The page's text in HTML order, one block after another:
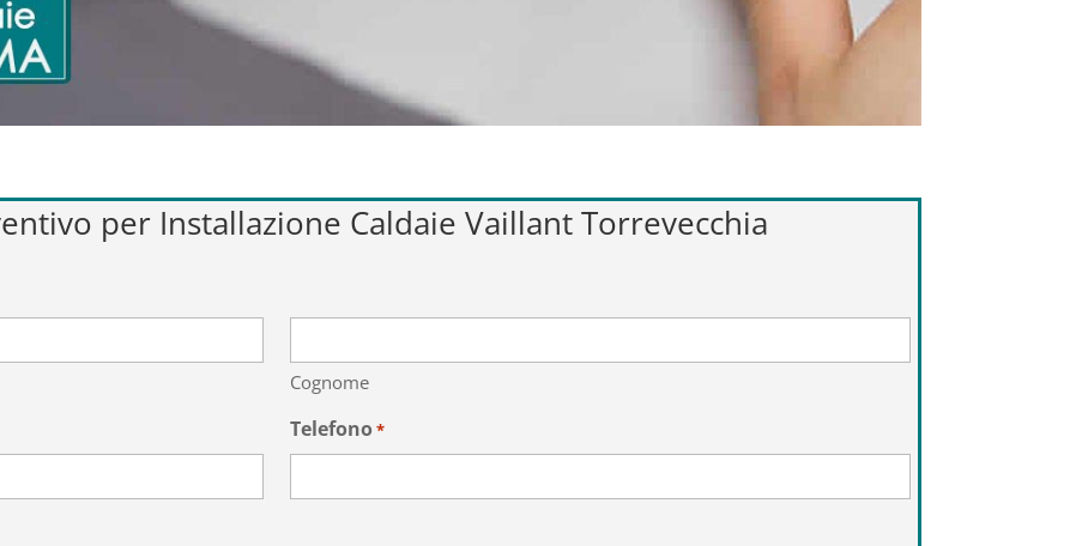
per Installazione Caldaie Vaillant Torrevecchia
Cognome
Telefono*